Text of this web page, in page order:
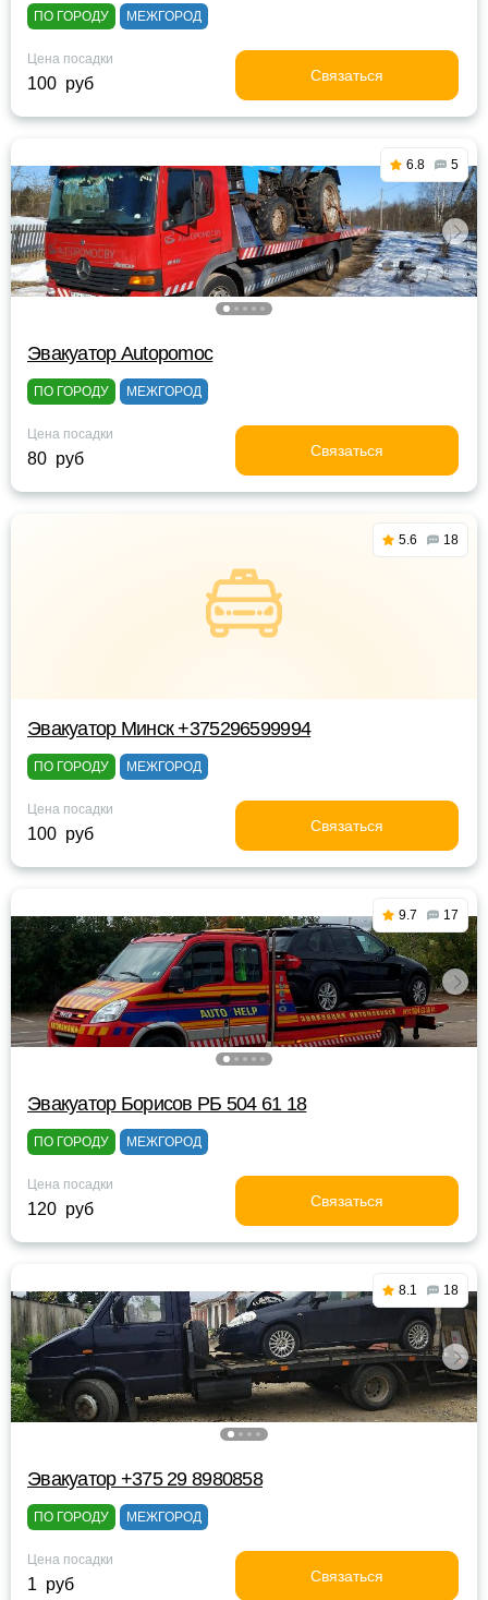
ПО ГОРОДУ МЕЖГОРОД
Цена посадки
100 руб Связаться
6.8 5
Эвакуатор Autopomoc
ПО ГОРОДУ МЕЖГОРОД
Цена посадки
80 руб Связаться
5.6 18
Эвакуатор Минск +375296599994
ПО ГОРОДУ МЕЖГОРОД
Цена посадки
100 руб Связаться
9.7 17
Эвакуатор Борисов РБ 504 61 18
ПО ГОРОДУ МЕЖГОРОД
Цена посадки
120 руб Связаться
8.1 18
Эвакуатор +375 29 8980858
ПО ГОРОДУ МЕЖГОРОД
Цена посадки
1 руб Связаться